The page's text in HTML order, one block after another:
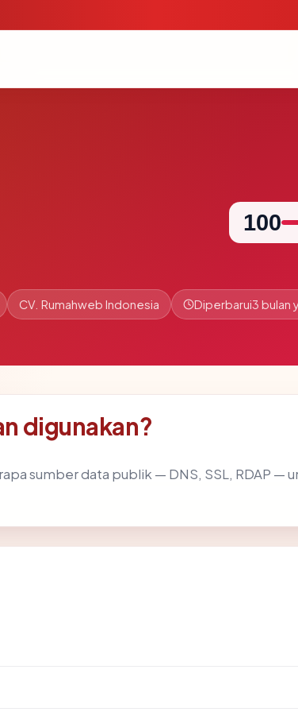
100
CV. Rumahweb Indonesia Diperbarui3 bulan
digunakan?
sumber data publik — DNS, SSL, RDAP —